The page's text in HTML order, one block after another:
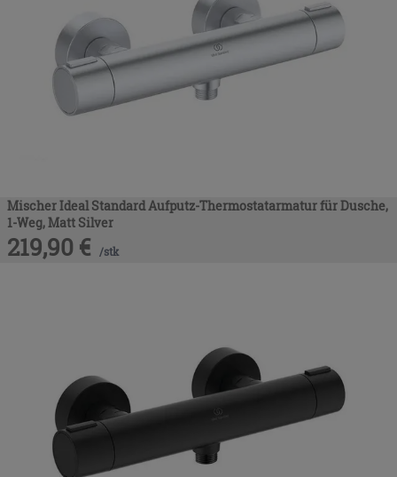
Mischer Ideal Standard Aufputz-Thermostatarmatur für Dusche,
1-Weg, Matt Silver
219,90 € /stk